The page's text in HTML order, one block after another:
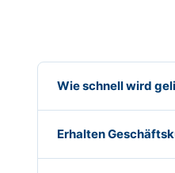
Wie schnell wird
Erhalten